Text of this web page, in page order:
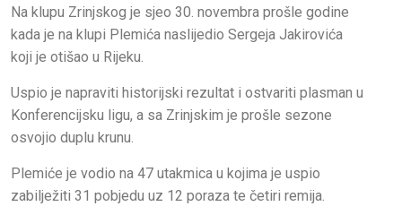
Na klupu Zrinjskog je sjeo 30. novembra prošle godine
kada je na klupi Plemića naslijedio Sergeja Jakirovića
koji je otišao u Rijeku.
Uspio je napraviti historijski rezultat i ostvariti plasman u
Konferencijsku ligu, a sa Zrinjskim je prošle sezone
osvojio duplu krunu.
Plemiće je vodio na 47 utakmica u kojima je uspio
zabilježiti 31 pobjedu uz 12 poraza te četiri remija.